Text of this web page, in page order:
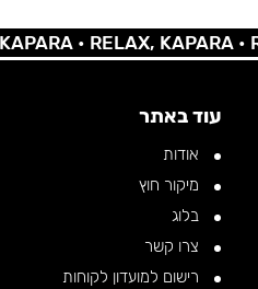
•RELAX, KAPARA •
עוד באתר
אודות
מיקור חוץ
בלוג
צרו קשר
רישום למועדון לקוחות